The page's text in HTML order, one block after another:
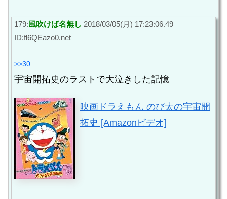
179:風吹けば名無し 2018/03/05(月) 17:23:06.49
ID:fl6QEazo0.net
>>30
宇宙開拓史のラストで大泣きした記憶
映画ドラえもん のび太の宇宙開
拓史 [Amazonビデオ]